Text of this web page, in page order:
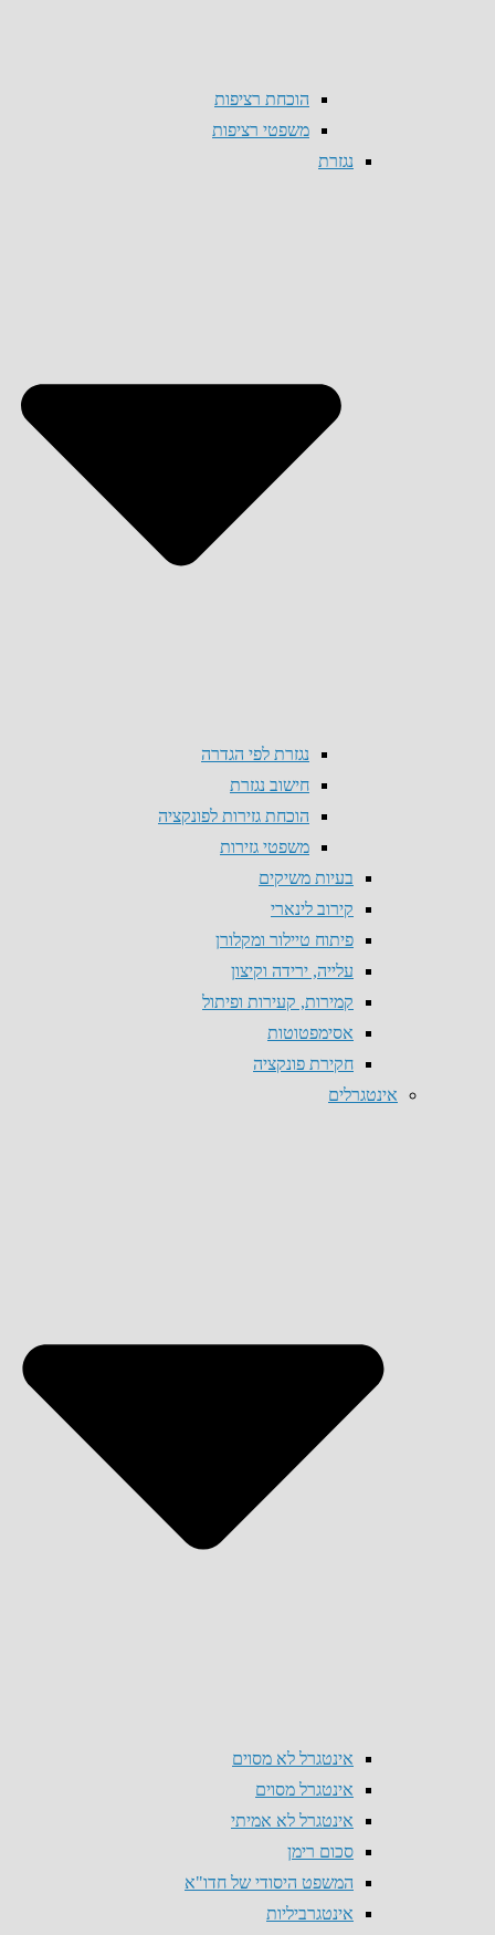
הוכחת רציפות
משפטי רציפות
נגזרת
נגזרת לפי הגדרה
חישוב נגזרת
הוכחת גזירות לפונקציה
משפטי גזירות
בעיות משיקים
קירוב לינארי
פיתוח טיילור ומקלורן
עלייה, ירידה וקיצון
קמירות, קעירות ופיתול
אסימפטוטות
חקירת פונקציה
אינטגרלים
אינטגרל לא מסוים
אינטגרל מסוים
אינטגרל לא אמיתי
סכום רימן
המשפט היסודי של חדו"א
אינטגרביליות